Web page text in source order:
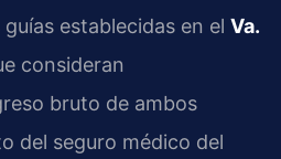
establecidas en el Va.
consideran
bruto de ambos
del seguro médico del